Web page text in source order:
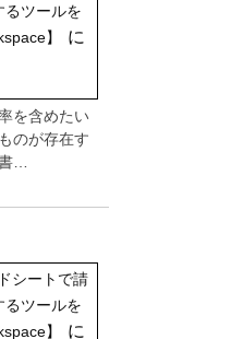
るツールを
】
に
を含めたい
のが存在す
…
シートで請
るツールを
】
に